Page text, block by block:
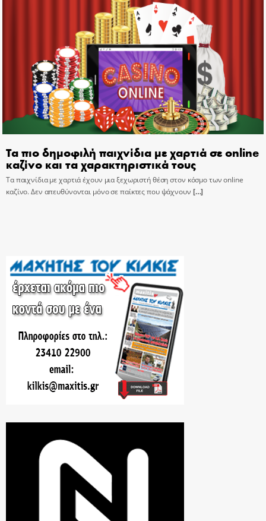
Τα πιο δημοφιλή παιχνίδια με χαρτιά σε online
καζίνο και τα χαρακτηριστικά τους
Τα παιχνίδια με χαρτιά έχουν μια ξεχωριστή θέση στον κόσμο των online
καζίνο. Δεν απευθύνονται μόνο σε παίκτες που ψάχνουν […]